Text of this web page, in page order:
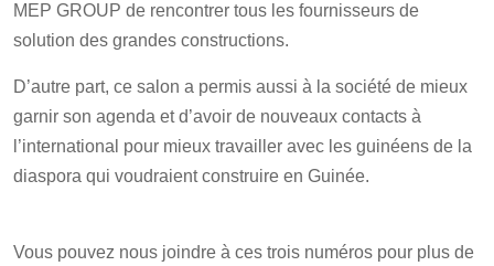
MEP GROUP de rencontrer tous les fournisseurs de
solution des grandes constructions.
D’autre part, ce salon a permis aussi à la société de mieux
garnir son agenda et d’avoir de nouveaux contacts à
l’international pour mieux travailler avec les guinéens de la
diaspora qui voudraient construire en Guinée.
Vous pouvez nous joindre à ces trois numéros pour plus de